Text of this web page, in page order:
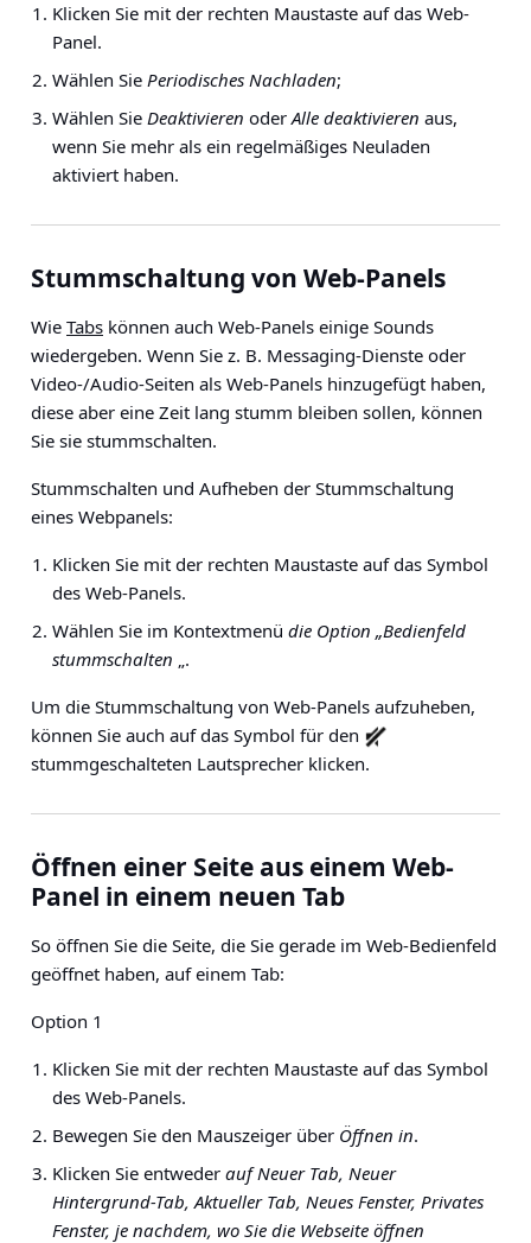
Klicken Sie mit der rechten Maustaste auf das Web-
Panel.
Wählen Sie Periodisches Nachladen;
Wählen Sie Deaktivieren oder Alle deaktivieren aus,
wenn Sie mehr als ein regelmäßiges Neuladen
aktiviert haben.
Stummschaltung von Web-Panels
Wie Tabs können auch Web-Panels einige Sounds
wiedergeben. Wenn Sie z. B. Messaging-Dienste oder
Video-/Audio-Seiten als Web-Panels hinzugefügt haben,
diese aber eine Zeit lang stumm bleiben sollen, können
Sie sie stummschalten.
Stummschalten und Aufheben der Stummschaltung
eines Webpanels:
Klicken Sie mit der rechten Maustaste auf das Symbol
des Web-Panels.
Wählen Sie im Kontextmenü die Option „Bedienfeld
stummschalten „.
Um die Stummschaltung von Web-Panels aufzuheben,
können Sie auch auf das Symbol für den
stummgeschalteten Lautsprecher klicken.
Öffnen einer Seite aus einem Web-
Panel in einem neuen Tab
So öffnen Sie die Seite, die Sie gerade im Web-Bedienfeld
geöffnet haben, auf einem Tab:
Option 1
Klicken Sie mit der rechten Maustaste auf das Symbol
des Web-Panels.
Bewegen Sie den Mauszeiger über Öffnen in.
Klicken Sie entweder auf Neuer Tab, Neuer
Hintergrund-Tab, Aktueller Tab, Neues Fenster, Privates
Fenster, je nachdem, wo Sie die Webseite öffnen